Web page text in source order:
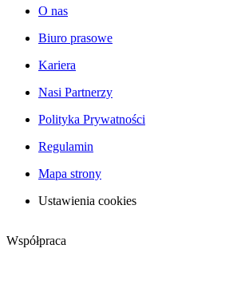
O nas
Biuro prasowe
Kariera
Nasi Partnerzy
Polityka Prywatności
Regulamin
Mapa strony
Ustawienia cookies
Współpraca